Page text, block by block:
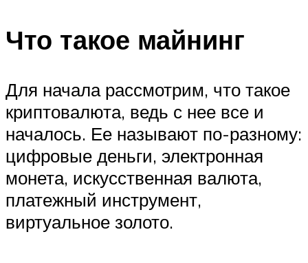
Что такое майнинг
Для начала рассмотрим, что такое
криптовалюта, ведь с нее все и
началось. Ее называют по-разному:
цифровые деньги, электронная
монета, искусственная валюта,
платежный инструмент,
виртуальное золото.